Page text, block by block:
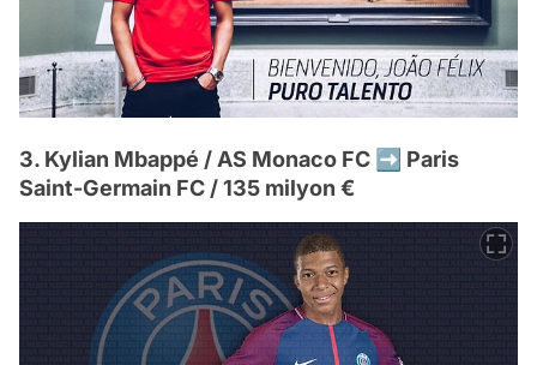
3. Kylian Mbappé / AS Monaco FC ➡️ Paris
Saint-Germain FC / 135 milyon €